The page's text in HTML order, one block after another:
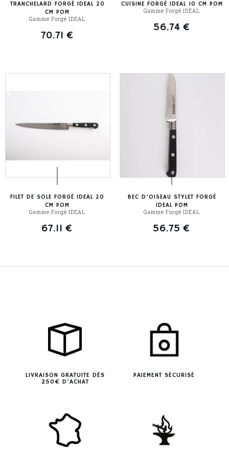
TRANCHELARD FORGÉ IDEAL 20
CM POM
Gamme Forgé IDEAL
70.71 €
CUISINE FORGÉ IDEAL 10 CM POM
Gamme Forgé IDEAL
56.74 €
FILET DE SOLE FORGÉ IDEAL 20
CM POM
Gamme Forgé IDEAL
67.11 €
BEC D’OISEAU STYLET FORGÉ
IDEAL POM
Gamme Forgé IDEAL
56.75 €
LIVRAISON GRATUITE DÈS
250€ D’ACHAT
PAIEMENT SÉCURISÉ